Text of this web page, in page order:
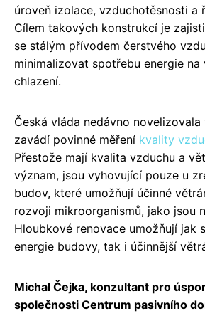
úroveň izolace, vzduchotěsnosti a
Cílem takových konstrukcí je
se stálým přívodem čerstvého
minimalizovat spotřebu energie na
chlazení.
Česká vláda nedávno novelizovala
zavádí povinné měření kvality
Přestože mají kvalita vzduchu a
význam, jsou vyhovující pouze u
budov, které umožňují účinné
rozvoji mikroorganismů, jako jsou
Hloubkové renovace umožňují jak
energie budovy, tak i účinnější
Michal Čejka, konzultant pro
společnosti Centrum pasivního